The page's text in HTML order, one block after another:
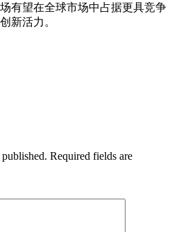
有望在全球市场中占据更具竞争
新活力。
Required fields are